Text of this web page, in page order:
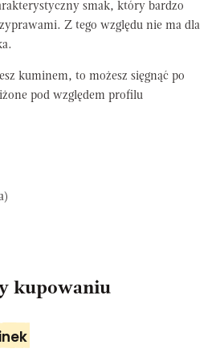
smak, który bardzo
Z tego względu nie ma dla
kuminem, to możesz sięgnąć po
pod względem profilu
kupowaniu